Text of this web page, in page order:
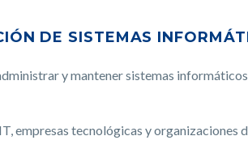
DE SISTEMAS
y mantener sistemas
empresas tecnológicas y organizaciones